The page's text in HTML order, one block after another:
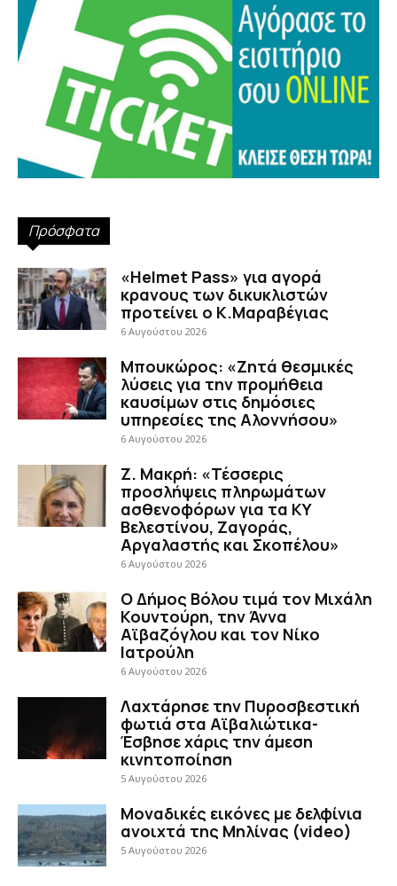
Πρόσφατα
«Helmet Pass» για αγορά
κρανους των δικυκλιστών
προτείνει ο Κ.Μαραβέγιας
6 Αυγούστου 2026
Μπουκώρος: «Ζητά θεσμικές
λύσεις για την προμήθεια
καυσίμων στις δημόσιες
υπηρεσίες της Αλοννήσου»
6 Αυγούστου 2026
Ζ. Μακρή: «Τέσσερις
προσλήψεις πληρωμάτων
ασθενοφόρων για τα ΚΥ
Βελεστίνου, Ζαγοράς,
Αργαλαστής και Σκοπέλου»
6 Αυγούστου 2026
Ο Δήμος Βόλου τιμά τον Μιχάλη
Κουντούρη, την Άννα
Αϊβαζόγλου και τον Νίκο
Ιατρούλη
6 Αυγούστου 2026
Λαχτάρησε την Πυροσβεστική
φωτιά στα Αϊβαλιώτικα-
Έσβησε χάρις την άμεση
κινητοποίηση
5 Αυγούστου 2026
Μοναδικές εικόνες με δελφίνια
ανοιχτά της Μηλίνας (video)
5 Αυγούστου 2026